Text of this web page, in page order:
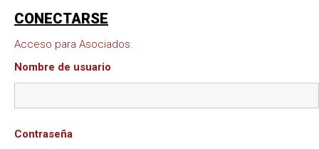
CONECTARSE
Acceso para Asociados.
Nombre de usuario
Contraseña